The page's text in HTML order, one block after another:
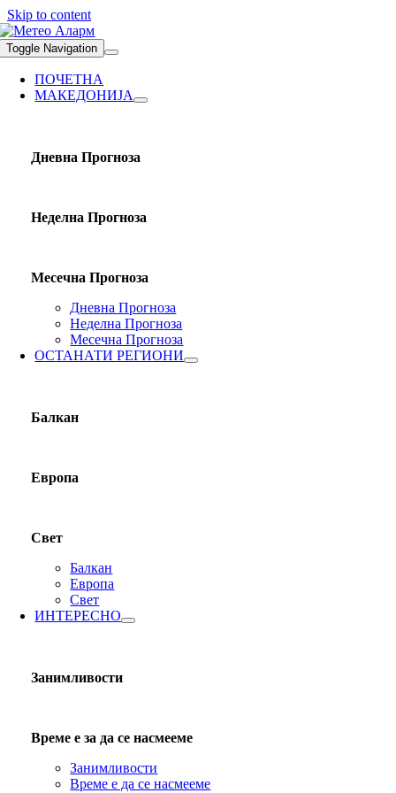
Skip to content
Toggle Navigation
ПОЧЕТНА
МАКЕДОНИЈА
Дневна Прогноза
Неделна Прогноза
Месечна Прогноза
Дневна Прогноза
Неделна Прогноза
Месечна Прогноза
ОСТАНАТИ РЕГИОНИ
Балкан
Европа
Свет
Балкан
Европа
Свет
ИНТЕРЕСНО
Занимливости
Време е за да се насмееме
Занимливости
Време е да се насмееме